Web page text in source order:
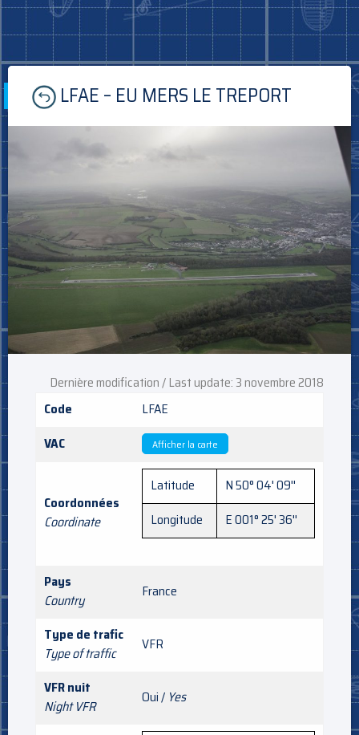
Skip
content
LFAE – EU MERS LE TREPORT
Dernière modification / Last update: 3 novembre 2018
Code
LFAE
VAC
Afficher la carte
Coordonnées
Coordinate
Latitude
N 50° 04' 09''
Longitude
E 001° 25' 36''
Pays
Country
France
Type de trafic
Type of traffic
VFR
VFR nuit
Night VFR
Oui / Yes